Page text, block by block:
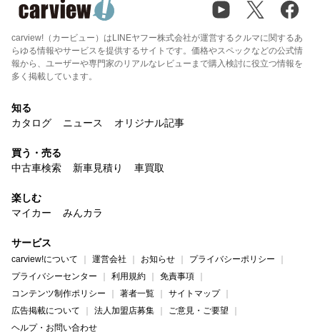
carview!（カービュー）はLINEヤフー株式会社が運営するクルマに関するあ
らゆる情報やサービスを提供するサイトです。価格やスペックなどの公式情
報から、ユーザーや専門家のリアルなレビューまで購入検討に役立つ情報を
多く掲載しています。
知る
カタログ
ニュース オリジナル記事
買う・売る
中古車検索
新車見積り 車買取
楽しむ
マイカー
みんカラ
サービス
carview!について 運営会社 お知らせ
プライバシーポリシー
プライバシーセンター
利用規約
免責事項
コンテンツ制作ポリシー
著者一覧
サイトマップ
広告掲載について
法人加盟店募集
ご意見・ご要望
ヘルプ・お問い合わせ